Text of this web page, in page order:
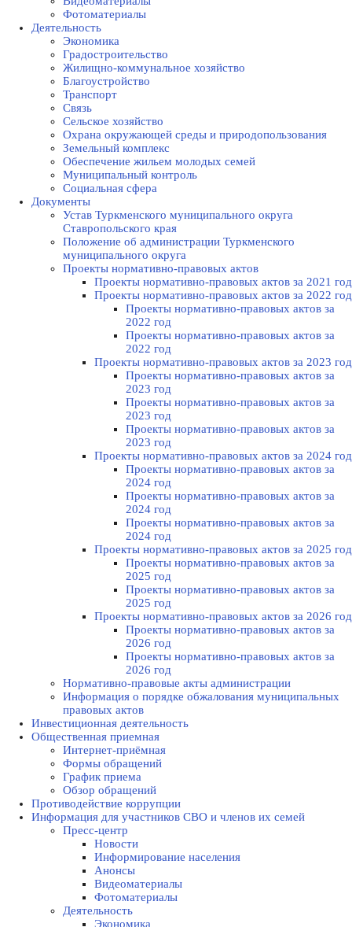
Фотоматериалы
Деятельность
Экономика
Градостроительство
Жилищно-коммунальное хозяйство
Благоустройство
Транспорт
Связь
Сельское хозяйство
Охрана окружающей среды и природопользования
Земельный комплекс
Обеспечение жильем молодых семей
Муниципальный контроль
Социальная сфера
Документы
Устав Туркменского муниципального округа
Ставропольского края
Положение об администрации Туркменского
муниципального округа
Проекты нормативно-правовых актов
Проекты нормативно-правовых актов за 2021 год
Проекты нормативно-правовых актов за 2022 год
Проекты нормативно-правовых актов за
2022 год
Проекты нормативно-правовых актов за
2022 год
Проекты нормативно-правовых актов за 2023 год
Проекты нормативно-правовых актов за
2023 год
Проекты нормативно-правовых актов за
2023 год
Проекты нормативно-правовых актов за
2023 год
Проекты нормативно-правовых актов за 2024 год
Проекты нормативно-правовых актов за
2024 год
Проекты нормативно-правовых актов за
2024 год
Проекты нормативно-правовых актов за
2024 год
Проекты нормативно-правовых актов за 2025 год
Проекты нормативно-правовых актов за
2025 год
Проекты нормативно-правовых актов за
2025 год
Проекты нормативно-правовых актов за 2026 год
Проекты нормативно-правовых актов за
2026 год
Проекты нормативно-правовых актов за
2026 год
Нормативно-правовые акты администрации
Информация о порядке обжалования муниципальных
правовых актов
Инвестиционная деятельность
Общественная приемная
Интернет-приёмная
Формы обращений
График приема
Обзор обращений
Противодействие коррупции
Информация для участников СВО и членов их семей
Пресс-центр
Новости
Информирование населения
Анонсы
Видеоматериалы
Фотоматериалы
Деятельность
Экономика